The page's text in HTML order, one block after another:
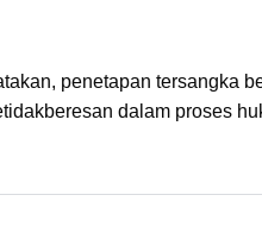
penetapan tersangka
dalam proses